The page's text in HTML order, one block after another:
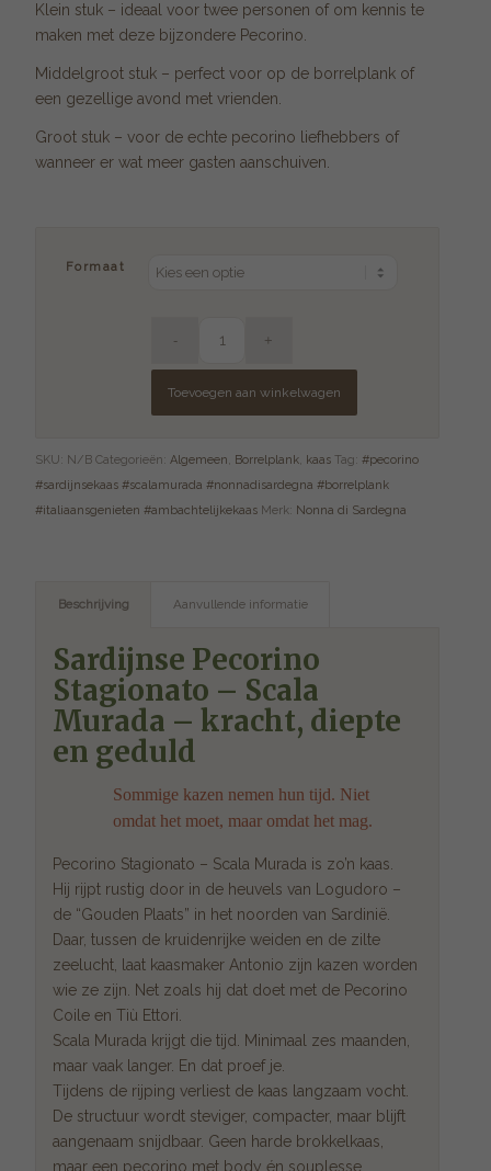
Klein stuk – ideaal voor twee personen of om kennis te
maken met deze bijzondere Pecorino.
Middelgroot stuk – perfect voor op de borrelplank of
een gezellige avond met vrienden.
Groot stuk – voor de echte pecorino liefhebbers of
wanneer er wat meer gasten aanschuiven.
Formaat
Toevoegen aan winkelwagen
SKU: N/B Categorieën: Algemeen Borrelplank kaas Tag:#pecorino
#sardijnsekaas #scalamurada #nonnadisardegna #borrelplank
#italiaansgenieten #ambachtelijkekaas Merk: Nonna di Sardegna
Beschrijving Aanvullende informatie
Sardijnse Pecorino
Stagionato – Scala
Murada – kracht, diepte
en geduld
Sommige kazen nemen hun tijd. Niet
omdat het moet, maar omdat het mag.
Pecorino Stagionato – Scala Murada is zo’n kaas.
Hij rijpt rustig door in de heuvels van Logudoro –
de “Gouden Plaats” in het noorden van Sardinië.
Daar, tussen de kruidenrijke weiden en de zilte
zeelucht, laat kaasmaker Antonio zijn kazen worden
wie ze zijn. Net zoals hij dat doet met de Pecorino
Coile en Tiù Ettori.
Scala Murada krijgt die tijd. Minimaal zes maanden,
maar vaak langer. En dat proef je.
Tijdens de rijping verliest de kaas langzaam vocht.
De structuur wordt steviger, compacter, maar blijft
aangenaam snijdbaar. Geen harde brokkelkaas,
maar een pecorino met body én souplesse.